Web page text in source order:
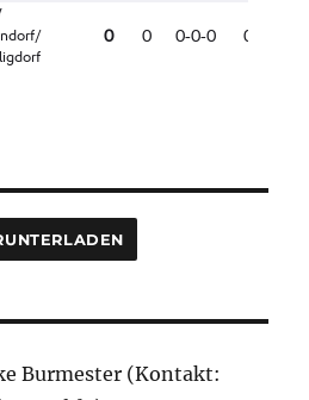
Burmester (Kontakt: